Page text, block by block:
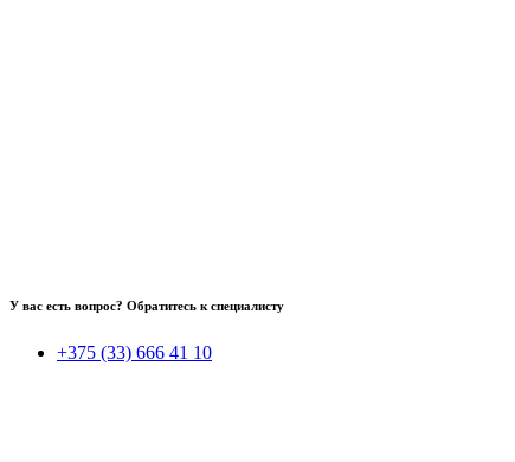
У вас есть вопрос? Обратитесь к специалисту
+375 (33) 666 41 10